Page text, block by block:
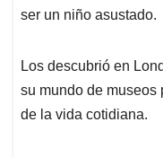
ser un niño asustado.
Los descubrió en
su mundo de museos
de la vida cotidiana.